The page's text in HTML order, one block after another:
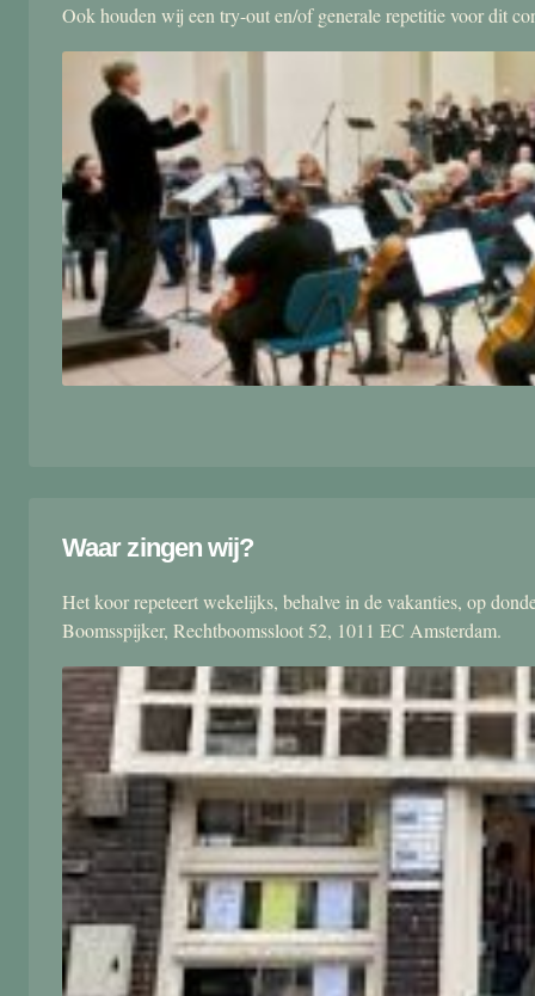
Ook houden wij een try-out en/of generale repetitie voor dit
Waar zingen wij?
Het koor repeteert wekelijks, behalve in de vakanties, op
Boomsspijker, Rechtboomssloot 52, 1011 EC Amsterdam.